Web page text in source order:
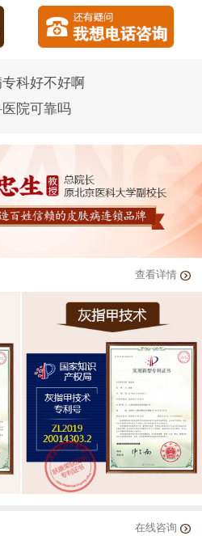
科好不好啊
院可靠吗
查看详情
在线咨询